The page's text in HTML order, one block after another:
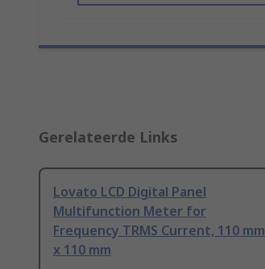
Gerelateerde Links
Lovato LCD Digital Panel
Multifunction Meter for
Frequency TRMS Current, 110 mm
x 110 mm